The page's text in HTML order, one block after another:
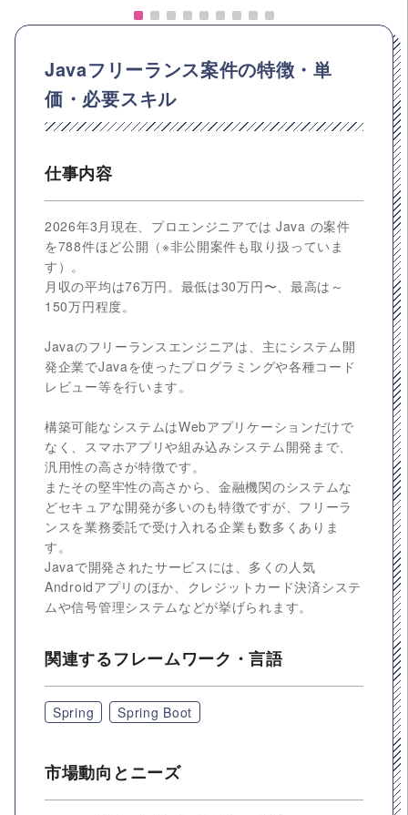
Javaフリーランス案件の特徴・単
価・必要スキル
仕事内容
2026年3月現在、プロエンジニアでは Java の案件
を788件ほど公開（※非公開案件も取り扱っていま
す）。
月収の平均は76万円。最低は30万円〜、最高は～
150万円程度。
Javaのフリーランスエンジニアは、主にシステム開
発企業でJavaを使ったプログラミングや各種コード
レビュー等を行います。
構築可能なシステムはWebアプリケーションだけで
なく、スマホアプリや組み込みシステム開発まで、
汎用性の高さが特徴です。
またその堅牢性の高さから、金融機関のシステムな
どセキュアな開発が多いのも特徴ですが、フリーラ
ンスを業務委託で受け入れる企業も数多くありま
す。
Javaで開発されたサービスには、多くの人気
Androidアプリのほか、クレジットカード決済システ
ムや信号管理システムなどが挙げられます。
関連するフレームワーク・言語
Spring Spring Boot
市場動向とニーズ